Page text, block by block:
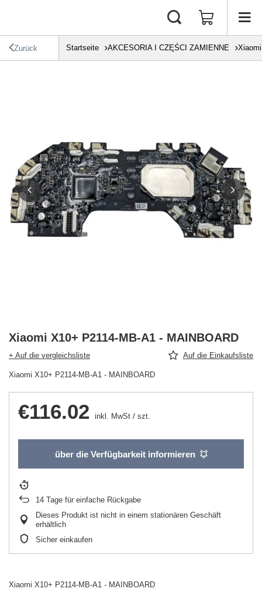
Zurück Startseite AKCESORIA I CZĘŚCI ZAMIENNE Xiaomi
Xiaomi X10+ P2114-MB-A1 - MAINBOARD
+ Auf die vergleichsliste Auf die Einkaufsliste
Xiaomi X10+ P2114-MB-A1 - MAINBOARD
€116.02 inkl. MwSt / szt.
über die Verfügbarkeit informieren
14 Tage für einfache Rückgabe
Dieses Produkt ist nicht in einem stationären Geschäft
erhältlich
Sicher einkaufen
Xiaomi X10+ P2114-MB-A1 - MAINBOARD